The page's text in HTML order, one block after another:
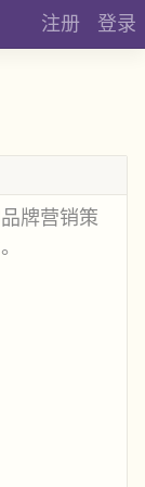
注册 登录
牌营销策